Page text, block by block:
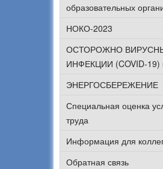
образовательных
НОКО-2023
ОСТОРОЖНО
ИНФЕКЦИИ (COVID-
ЭНЕРГОСБЕРЕЖЕНИЕ
Специальная оценка
труда
Информация для
Обратная связь